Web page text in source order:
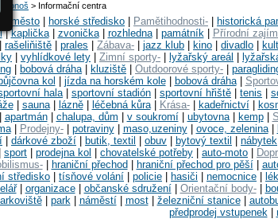
> Informační centra
město | horské středisko | Pamětihodnosti- | historická
|kaplička| zvonička| rozhledna| památník | Přírodní
| rašeliňiště | prales | Zábava- | jazz klub | kino | divadlo |
| vyhlídkové lety | Zimní sporty- | lyžařský areál |
| bobová dráha | kluziště | Outdoorové sporty- |
kol | jízda na horském kole| bobová dráha|
hala | sportovní stadión | sportovní hřiště | tenis |
| sauna| lázně| léčebná kůra| Krása-| kadeřnictví|
apartmán| chalupa, dům | v soukromí| ubytovna| kemp|
| Prodejny-| potraviny| maso,uzeniny| ovoce, zelenina|
| dárkové zboží | butik, textil | obuv | bytový textil | nábytek
| sport | prodejna kol | chovatelské potřeby | auto-moto |
| hraniční přechod| hraniční přechod pro pěší|
středisko | tísňové volání | policie | hasiči | nemocnice |
| organizace| občanské sdružení| Orientační body-|
| park | náměstí| most| železniční stanice|
předprodej vstupenek |